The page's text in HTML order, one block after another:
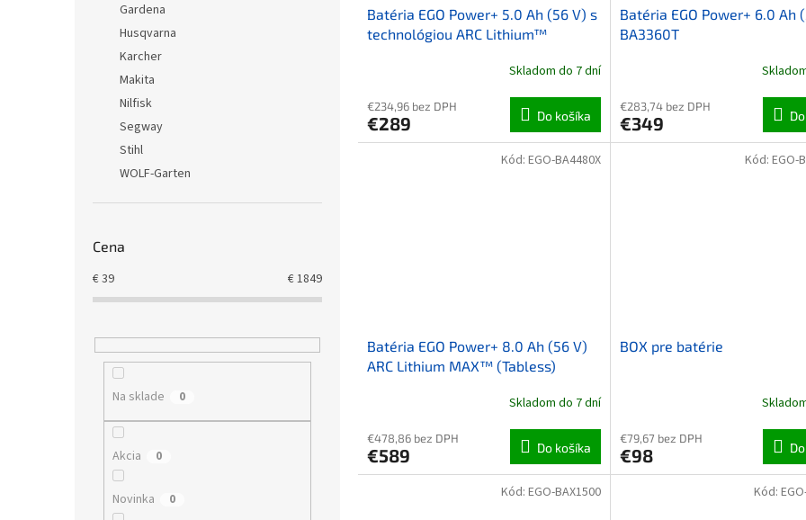
Gardena
Husqvarna
Karcher
Makita
Nilfisk
Segway
Stihl
WOLF-Garten
Cena
€39 €1849
Na sklade 0
Akcia 0
Novinka 0
Batéria EGO Power+ 5.0 Ah (56 V) s
technológiou ARC Lithium™
Skladom do 7 dní
€234,96 bez DPH
€289 Do košíka
Batéria EGO Power+ 6.0 Ah
BA3360T
€283,74 bez DPH
€349
Batéria EGO Power+ 8.0 Ah (56 V)
ARC Lithium MAX™ (Tabless)
Skladom do 7 dní
€478,86 bez DPH
€589 Do košíka
Kód: EGO-BA4480X
BOX pre batérie
€79,67 bez DPH
€98
Kód: EGO-
Kód: EGO-BAX1500 Kód: